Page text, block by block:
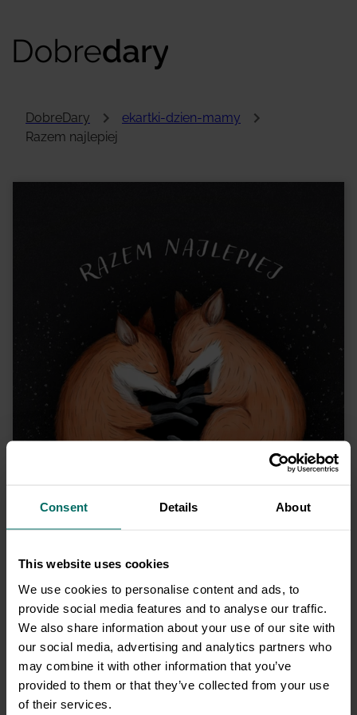
Consent Details About
This website uses cookies
We use cookies to personalise content and ads, to
provide social media features and to analyse our traffic.
We also share information about your use of our site with
our social media, advertising and analytics partners who
may combine it with other information that you’ve
provided to them or that they’ve collected from your use
of their services.
DobreDary
ekartki-dzien-mamy
Razem najlepiej
To przykładowa treść kartki, którą samodzielnie
uzupełnisz. To tutaj zobaczysz słowa, które
wypłyną prosto z Twojego serca!
Na koniec zdecydujesz, jak chcesz przekazać
obdarowanemu swoją kartkę. Będziesz mieć
możliwość wygenerowania unikalnego linku do
kartki oraz pobrania kartki ze swoimi życzeniami w
Na kartce może się też znaleźć cel darowizny - możesz go także
kartki→
Razem najlepiej